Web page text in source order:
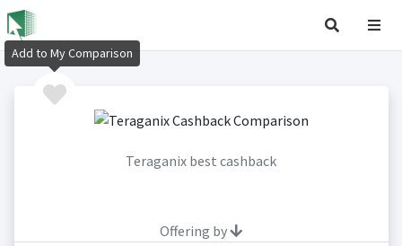
Teraganix best cashback
Offering by
Add to My Comparison